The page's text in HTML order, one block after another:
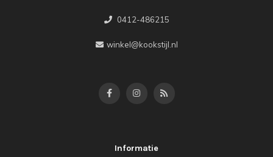
0412-486215
winkel@kookstijl.nl
Informatie